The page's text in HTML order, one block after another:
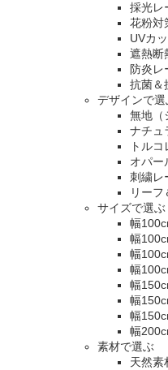
採光レ
花粉対
UVカ
遮熱断
防炎レ
抗菌＆
デザインで選
無地（
ナチュ
トル
オパー
刺繍レ
リー
サイズで選ぶ
幅
幅
幅
幅
幅
幅
幅
幅
素材で選ぶ
天然素